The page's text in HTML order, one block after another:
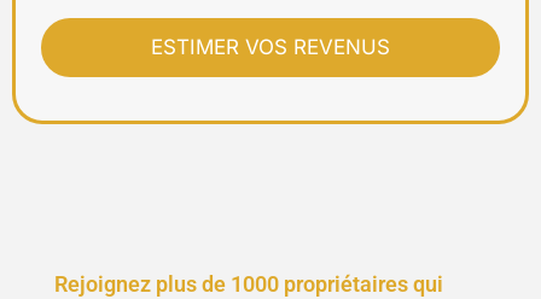
Rejoignez plus de 1000 propriétaires qui